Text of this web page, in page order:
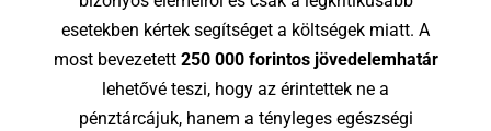
esetekben kértek segítséget a költségek miatt. A
most bevezetett 250 000 forintos jövedelemhatár
lehetővé teszi, hogy az érintettek ne a
pénztárcájuk, hanem a tényleges egészségi